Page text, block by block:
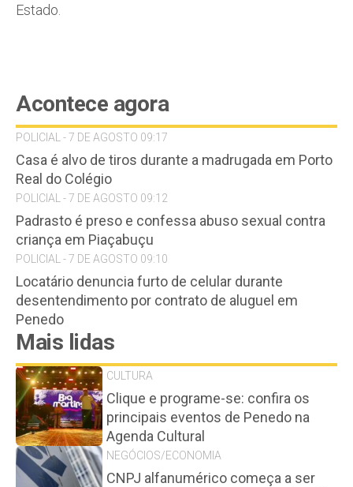
Estado.
Acontece agora
POLICIAL - 7 DE AGOSTO 09:17
Casa é alvo de tiros durante a madrugada em Porto
Real do Colégio
POLICIAL - 7 DE AGOSTO 09:12
Padrasto é preso e confessa abuso sexual contra
criança em Piaçabuçu
POLICIAL - 7 DE AGOSTO 09:10
Locatário denuncia furto de celular durante
desentendimento por contrato de aluguel em
Penedo
Mais lidas
CULTURA
Clique e programe-se: confira os
principais eventos de Penedo na
Agenda Cultural
NEGÓCIOS/ECONOMIA
CNPJ alfanumérico começa a ser